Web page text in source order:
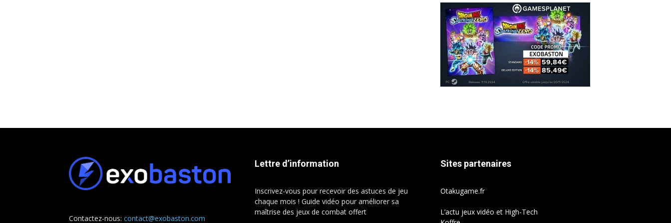
Contactez-nous: contact@exobaston.com
Lettre d’information
Inscrivez-vous pour recevoir des astuces de jeu
chaque mois ! Guide vidéo pour améliorer sa
maîtrise des jeux de combat offert
Sites partenaires
Otakugame.fr
L’actu jeux vidéo et High-Tech